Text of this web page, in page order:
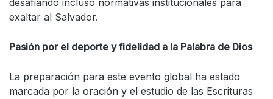
desafiando incluso normativas institucionales para
exaltar al Salvador.
Pasión por el deporte y fidelidad a la Palabra de Dios
La preparación para este evento global ha estado
marcada por la oración y el estudio de las Escrituras